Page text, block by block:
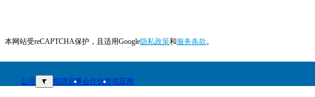
本网站受reCAPTCHA保护，且适用Google隐私政策和服务条款。
公司 ▼ 招聘启事合作伙伴供应商